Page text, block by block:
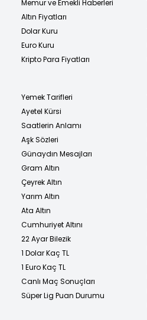
Memur ve Emekli Haberleri
Altın Fiyatları
Dolar Kuru
Euro Kuru
Kripto Para Fiyatları
Yemek Tarifleri
Ayetel Kürsi
Saatlerin Anlamı
Aşk Sözleri
Günaydın Mesajları
Gram Altın
Çeyrek Altın
Yarım Altın
Ata Altın
Cumhuriyet Altını
22 Ayar Bilezik
1 Dolar Kaç TL
1 Euro Kaç TL
Canlı Maç Sonuçları
Süper Lig Puan Durumu